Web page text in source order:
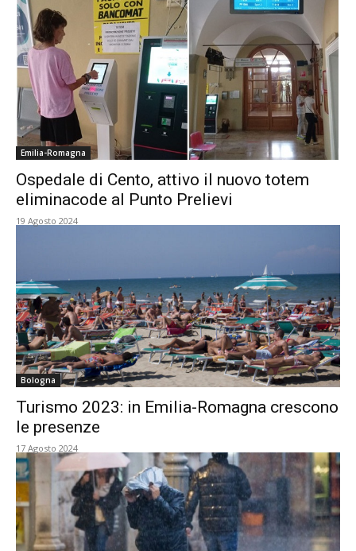
Emilia-Romagna
Ospedale di Cento, attivo il nuovo totem
eliminacode al Punto Prelievi
19 Agosto 2024
Bologna
Turismo 2023: in Emilia-Romagna crescono
le presenze
17 Agosto 2024